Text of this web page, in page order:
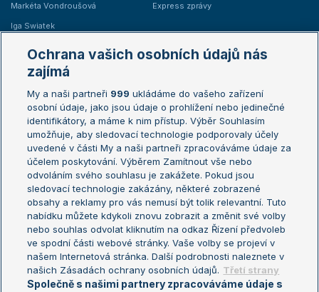
Markéta Vondroušová
Iga Swiatek
Express zprávy
Žebříčky
Žebříček ATP (muži)
Žebříček WTA (ženy)
Sázkařský žebříček
Australian Open
French Open
Wimbledon
US Open
Turnaj mistrů
Turnaj mistryň
Aktualní trendy
Fotbalové přestupy
Livesport Daily
LS Prague Open
Ochrana vašich osobních údajů nás
zajímá
My a naši partneři 999 ukládáme do vašeho zařízení
osobní údaje, jako jsou údaje o prohlížení nebo jedinečné
identifikátory, a máme k nim přístup. Výběr Souhlasím
umožňuje, aby sledovací technologie podporovaly účely
uvedené v části My a naši partneři zpracováváme údaje za
účelem poskytování. Výběrem Zamítnout vše nebo
odvoláním svého souhlasu je zakážete. Pokud jsou
sledovací technologie zakázány, některé zobrazené
obsahy a reklamy pro vás nemusí být tolik relevantní. Tuto
nabídku můžete kdykoli znovu zobrazit a změnit své volby
nebo souhlas odvolat kliknutím na odkaz Řízení předvoleb
ve spodní části webové stránky. Vaše volby se projeví v
našem Internetová stránka. Další podrobnosti naleznete v
našich Zásadách ochrany osobních údajů. Třetí strany
Společně s našimi partnery zpracováváme údaje s